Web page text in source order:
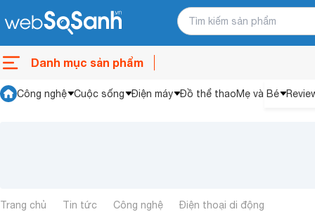
Danh mục sản phẩm
Công nghệ Cuộc sống Điện máy Đồ thể thaoMẹ và Bé
Trang chủ Tin tức Công nghệ Điện thoại di động